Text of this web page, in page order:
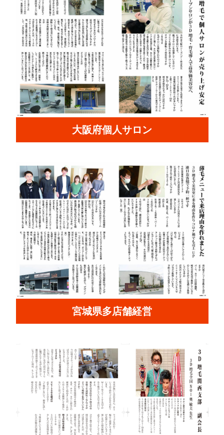
大阪府個人サロン
宮城県多店舗経営